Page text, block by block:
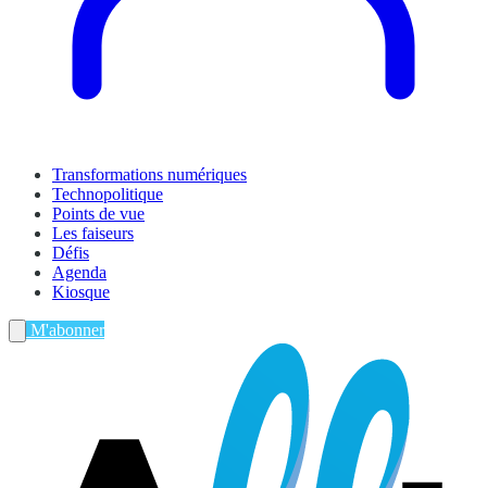
Transformations numériques
Technopolitique
Points de vue
Les faiseurs
Défis
Agenda
Kiosque
M'abonner